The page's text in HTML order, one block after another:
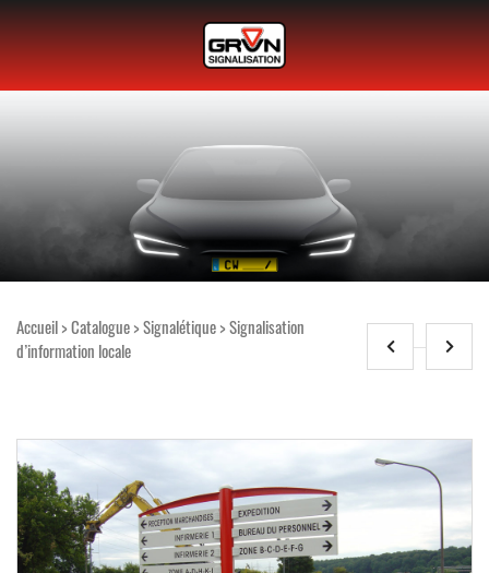
Accueil>Catalogue>Signalétique>Signalisation
d’information locale